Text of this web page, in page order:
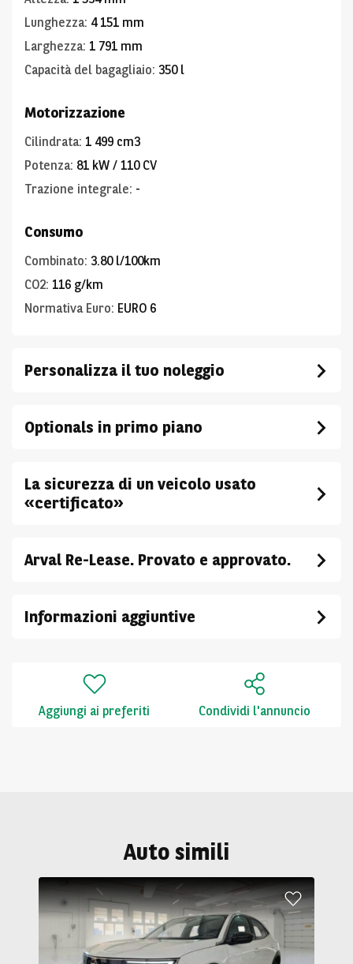
Lunghezza: 4 151 mm
Larghezza: 1 791 mm
Capacità del bagagliaio: 350 l
Motorizzazione
Cilindrata: 1 499 cm3
Potenza: 81 kW / 110 CV
Trazione integrale: -
Consumo
Combinato: 3.80 l/100km
CO2: 116 g/km
Normativa Euro: EURO 6
Personalizza il tuo noleggio
Optionals in primo piano
La sicurezza di un veicolo usato
«certificato»
Arval Re-Lease. Provato e approvato.
Informazioni aggiuntive
Aggiungi ai preferiti Condividi l'annuncio
Auto simili